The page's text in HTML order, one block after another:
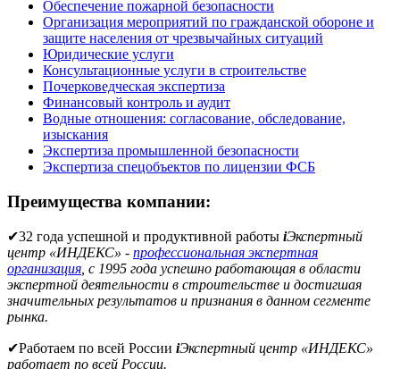
Обеспечение пожарной безопасности
Организация мероприятий по гражданской обороне и
защите населения от чрезвычайных ситуаций
Юридические услуги
Консультационные услуги в строительстве
Почерковедческая экспертиза
Финансовый контроль и аудит
Водные отношения: согласование, обследование,
изыскания
Экспертиза промышленной безопасности
Экспертиза спецобъектов по лицензии ФСБ
Преимущества компании:
✔32 года успешной и продуктивной работы iЭкспертный
центр «ИНДЕКС» - профессиональная экспертная
организация, с 1995 года успешно работающая в области
экспертной деятельности в строительстве и достигшая
значительных результатов и признания в данном сегменте
рынка.
✔Работаем по всей России iЭкспертный центр «ИНДЕКС»
работает по всей России.